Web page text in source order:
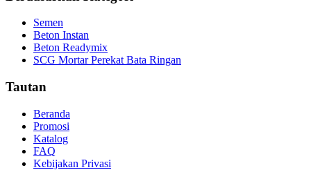
Semen
Beton Instan
Beton Readymix
SCG Mortar Perekat Bata Ringan
Tautan
Beranda
Promosi
Katalog
FAQ
Kebijakan Privasi